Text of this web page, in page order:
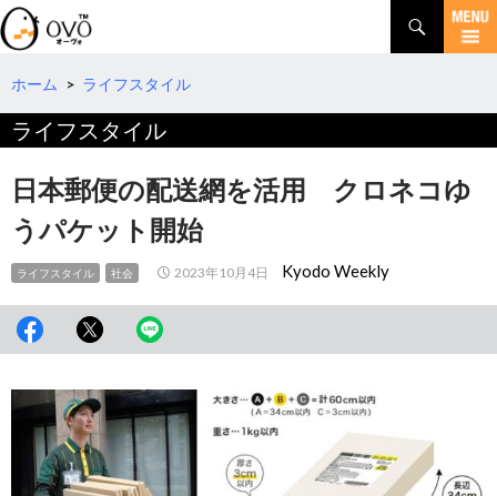
検
索
コ
テ
ツ
へ
ホーム > ライフスタイル
ライフスタイル
日本郵便の配送網を活用 クロネコゆ
うパケット開始
ライフスタイル 社会 2023年10月4日 Kyodo Weekly